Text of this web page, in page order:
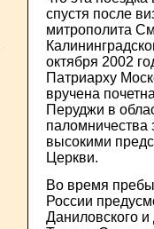
спустя после
митрополита
октября 2002
Патриарху
вручена
Перуджи в
паломничества
высокими
Церкви.
Во время
России
Даниловского